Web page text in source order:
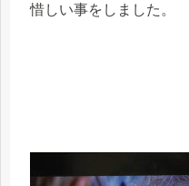
惜しい事をしました。